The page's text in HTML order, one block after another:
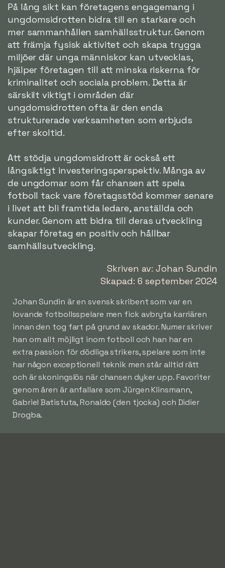
På lång sikt kan företagens engagemang i
ungdomsidrotten bidra till en starkare och
mer sammanhållen samhällsstruktur. Genom
att främja fysisk aktivitet och skapa trygga
miljöer där unga människor kan utvecklas,
hjälper företagen till att minska riskerna för
kriminalitet och sociala problem. Detta är
särskilt viktigt i områden där
ungdomsidrotten ofta är den enda
strukturerade verksamheten som erbjuds
efter skoltid.
Att stödja ungdomsidrott är också ett
långsiktigt investeringsperspektiv. Många av
de ungdomar som får chansen att spela
fotboll tack vare företagsstöd kommer senare
i livet att bli framtida ledare, anställda och
kunder. Genom att bidra till deras utveckling
skapar företag en positiv och hållbar
samhällsutveckling.
Skriven av: Johan Sundin
Skapad: 6 september 2024
Johan Sundin är en svensk skribent som var en
lovande fotbollsspelare men fick avbryta karriären
innan den tog fart på grund av skador. Numer skriver
han om allt möjligt inom fotboll och han har en
extra passion för dödliga strikers, spelare som inte
har någon exceptionell teknik men står alltid rätt
och är skoningslös när chansen dyker upp. Favoriter
genom åren är anfallare som Jürgen Klinsmann,
Gabriel Batistuta, Ronaldo (den tjocka) och Didier
Drogba.